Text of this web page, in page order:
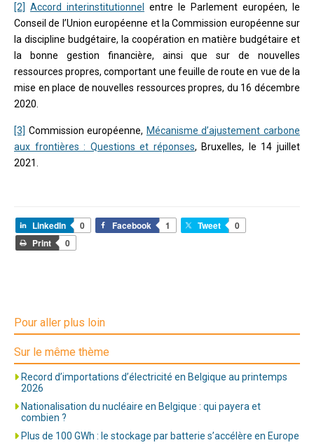
[2] Accord interinstitutionnel entre le Parlement européen, le
Conseil de l’Union européenne et la Commission européenne sur
la discipline budgétaire, la coopération en matière budgétaire et
la bonne gestion financière, ainsi que sur de nouvelles
ressources propres, comportant une feuille de route en vue de la
mise en place de nouvelles ressources propres, du 16 décembre
2020.
[3] Commission européenne, Mécanisme d’ajustement carbone
aux frontières : Questions et réponses, Bruxelles, le 14 juillet
2021.
LinkedIn 0 Facebook 1 Tweet
0
Print
0
Pour aller plus loin
Sur le même thème
Record d’importations d’électricité en Belgique au printemps
2026
Nationalisation du nucléaire en Belgique : qui payera et
combien ?
Plus de 100 GWh : le stockage par batterie s’accélère en Europe